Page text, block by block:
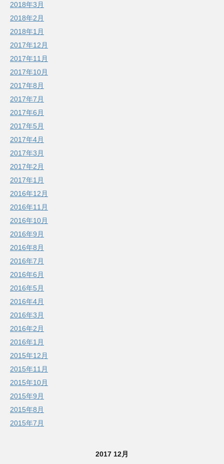
2018年3月
2018年2月
2018年1月
2017年12月
2017年11月
2017年10月
2017年8月
2017年7月
2017年6月
2017年5月
2017年4月
2017年3月
2017年2月
2017年1月
2016年12月
2016年11月
2016年10月
2016年9月
2016年8月
2016年7月
2016年6月
2016年5月
2016年4月
2016年3月
2016年2月
2016年1月
2015年12月
2015年11月
2015年10月
2015年9月
2015年8月
2015年7月
2017 12月